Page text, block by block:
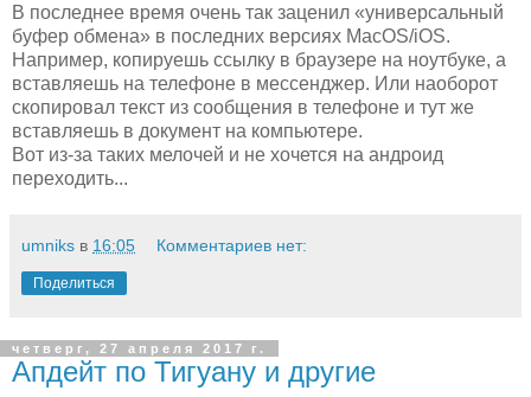
В последнее время очень так заценил «универсальный
буфер обмена» в последних версиях MacOS/iOS.
Например, копируешь ссылку в браузере на ноутбуке, а
вставляешь на телефоне в мессенджер. Или наоборот
скопировал текст из сообщения в телефоне и тут же
вставляешь в документ на компьютере.
Вот из-за таких мелочей и не хочется на андроид
переходить...
umniks в 16:05 Комментариев нет:
Поделиться
четверг, 27 апреля 2017 г.
Апдейт по Тигуану и другие